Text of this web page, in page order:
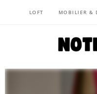
LOFT MOBILIER &